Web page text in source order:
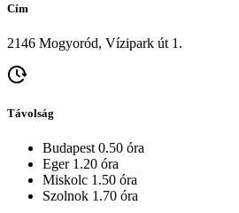
Cím
2146 Mogyoród, Vízipark út 1.
Távolság
Budapest 0.50 óra
Eger 1.20 óra
Miskolc 1.50 óra
Szolnok 1.70 óra